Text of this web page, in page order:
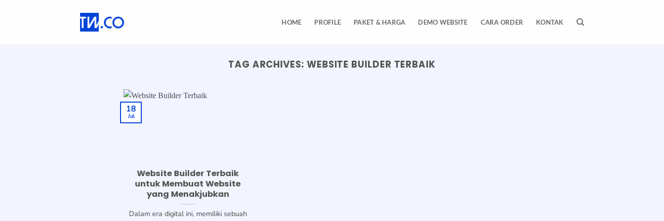
HOME PROFILE PAKET & HARGA DEMO WEBSITE CARA ORDER KONTAK
TAG ARCHIVES: WEBSITE BUILDER TERBAIK
Website Builder Terbaik
untuk Membuat Website
yang Menakjubkan
Dalam era digital ini, memiliki sebuah
18
Jul